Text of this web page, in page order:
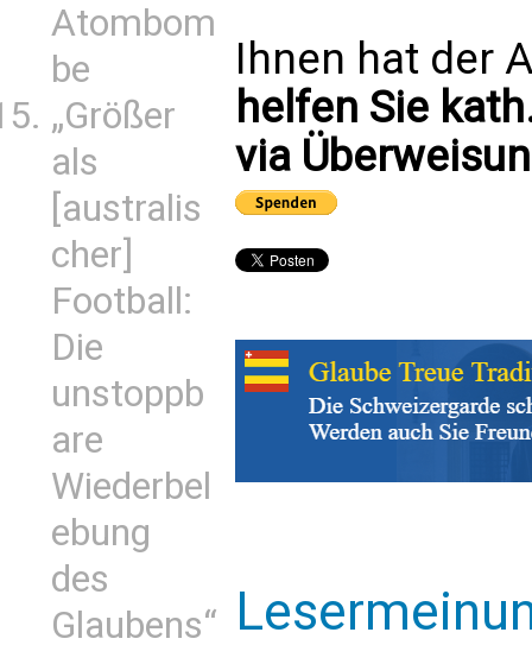
Atombom
be
„Größer
als
[australis
cher]
Football:
Die
unstoppb
are
Wiederbel
ebung
des
Glaubens“
Ihnen hat der
helfen Sie
via